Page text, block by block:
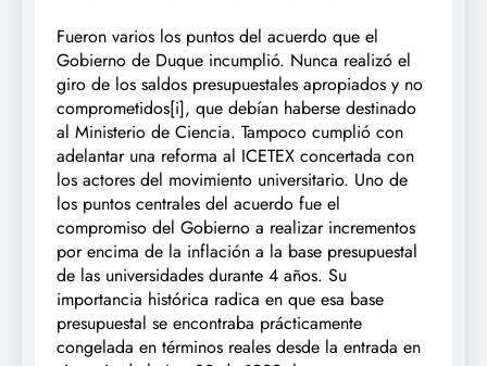
Fueron varios los puntos del acuerdo que el
Gobierno de Duque incumplió. Nunca realizó el
giro de los saldos presupuestales apropiados y no
comprometidos[i], que debían haberse destinado
al Ministerio de Ciencia. Tampoco cumplió con
adelantar una reforma al ICETEX concertada con
los actores del movimiento universitario. Uno de
los puntos centrales del acuerdo fue el
compromiso del Gobierno a realizar incrementos
por encima de la inflación a la base presupuestal
de las universidades durante 4 años. Su
importancia histórica radica en que esa base
presupuestal se encontraba prácticamente
congelada en términos reales desde la entrada en